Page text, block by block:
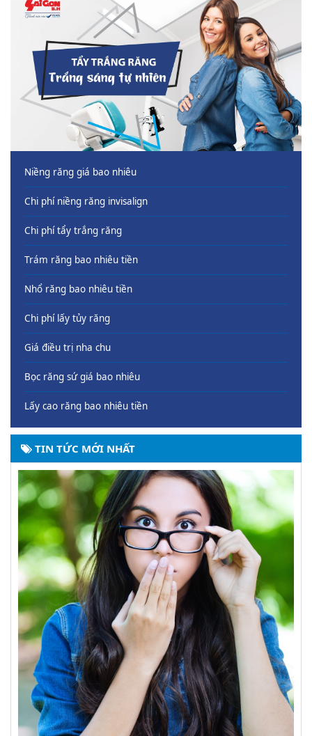
Niềng răng giá bao nhiêu
Chi phí niềng răng invisalign
Chi phí tẩy trắng răng
Trám răng bao nhiêu tiền
Nhổ răng bao nhiêu tiền
Chi phí lấy tủy răng
Giá điều trị nha chu
Bọc răng sứ giá bao nhiêu
Lấy cao răng bao nhiêu tiền
TIN TỨC MỚI NHẤT